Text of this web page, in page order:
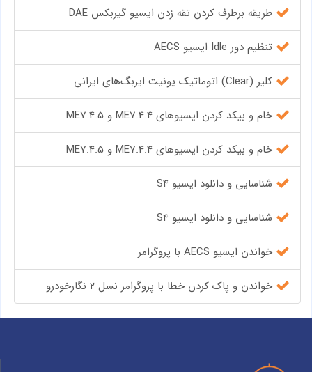
طریقه برطرف کردن تقه زدن ایسیو گیربکس DAE
تنظیم دور Idle ایسیو AECS
کلیر (Clear) اتوماتیک یونیت ایربگ‌های ایرانی
خام و بیکد کردن ایسیوهای ME7.4.4 و ME7.4.5
خام و بیکد کردن ایسیوهای ME7.4.4 و ME7.4.5
شناسایی و دانلود ایسیو S4
شناسایی و دانلود ایسیو S4
خواندن ایسیو AECS با پروگرامر
خواندن و پاک کردن خطا با پروگرامر نسل ۲ نگارخودرو